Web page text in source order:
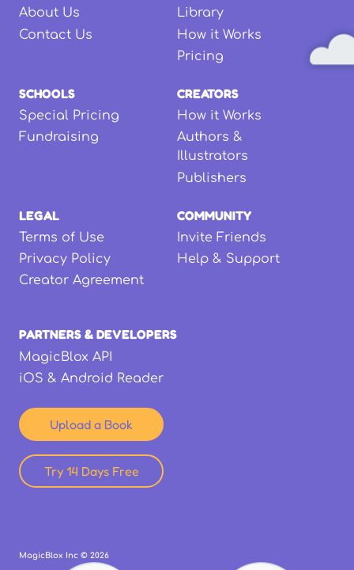
About Us
Contact Us
Library
How it Works
Pricing
SCHOOLS
Special Pricing
Fundraising
CREATORS
How it Works
Authors &
Illustrators
Publishers
LEGAL
Terms of Use
Privacy Policy
Creator Agreement
COMMUNITY
Invite Friends
Help & Support
PARTNERS & DEVELOPERS
MagicBlox API
iOS & Android Reader
Upload a Book
Try 14 Days Free
MagicBlox Inc © 2026